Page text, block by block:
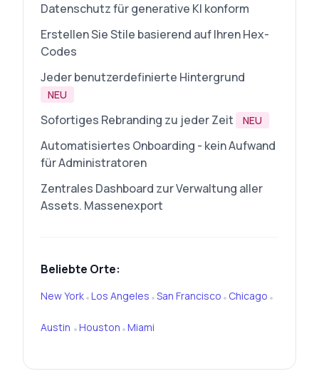
Datenschutz für generative KI konform
Erstellen Sie Stile basierend auf Ihren Hex-
Codes
Jeder benutzerdefinierte Hintergrund
NEU
Sofortiges Rebranding zu jeder Zeit NEU
Automatisiertes Onboarding - kein Aufwand
für Administratoren
Zentrales Dashboard zur Verwaltung aller
Assets. Massenexport
Beliebte Orte:
New York•Los Angeles •San Francisco • Chicago •
Austin •Houston •Miami